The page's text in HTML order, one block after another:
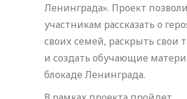
Ленинграда». Проект
участникам рассказать о
своих семей, раскрыть свои
и создать обучающие
блокаде Ленинграда.